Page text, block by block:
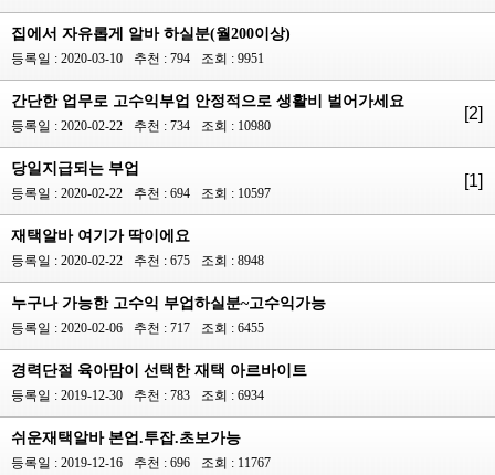
집에서 자유롭게 알바 하실분(월200이상)
등록일 : 2020-03-10 추천 : 794 조회 : 9951
간단한 업무로 고수익부업 안정적으로 생활비 벌어가세요
등록일 : 2020-02-22 추천 : 734 조회 : 10980
[2]
당일지급되는 부업
등록일 : 2020-02-22 추천 : 694 조회 : 10597
[1]
재택알바 여기가 딱이에요
등록일 : 2020-02-22 추천 : 675 조회 : 8948
누구나 가능한 고수익 부업하실분~고수익가능
등록일 : 2020-02-06 추천 : 717 조회 : 6455
경력단절 육아맘이 선택한 재택 아르바이트
등록일 : 2019-12-30 추천 : 783 조회 : 6934
쉬운재택알바 본업.투잡.초보가능
등록일 : 2019-12-16 추천 : 696 조회 : 11767